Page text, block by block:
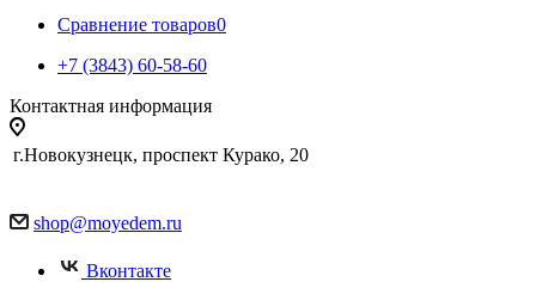
Сравнение товаров0
+7 (3843) 60-58-60
Контактная информация
г.Новокузнецк, проспект Курако, 20
shop@moyedem.ru
Вконтакте